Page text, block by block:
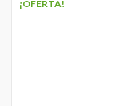
¡OFERTA!